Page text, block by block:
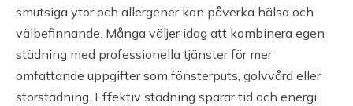
smutsiga ytor och allergener kan påverka hälsa och
välbefinnande. Många väljer idag att kombinera egen
städning med professionella tjänster för mer
omfattande uppgifter som fönsterputs, golvvård eller
storstädning. Effektiv städning sparar tid och energi,